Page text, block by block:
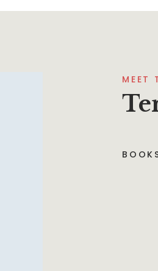
MEET